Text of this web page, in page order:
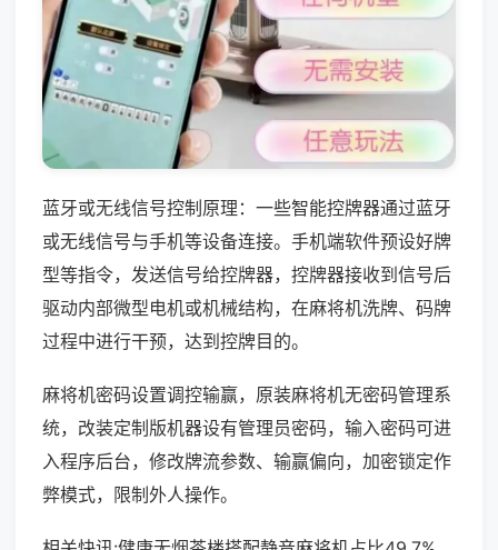
蓝牙或无线信号控制原理：一些智能控牌器通过蓝牙
或无线信号与手机等设备连接。手机端软件预设好牌
型等指令，发送信号给控牌器，控牌器接收到信号后
驱动内部微型电机或机械结构，在麻将机洗牌、码牌
过程中进行干预，达到控牌目的。
麻将机密码设置调控输赢，原装麻将机无密码管理系
统，改装定制版机器设有管理员密码，输入密码可进
入程序后台，修改牌流参数、输赢偏向，加密锁定作
弊模式，限制外人操作。